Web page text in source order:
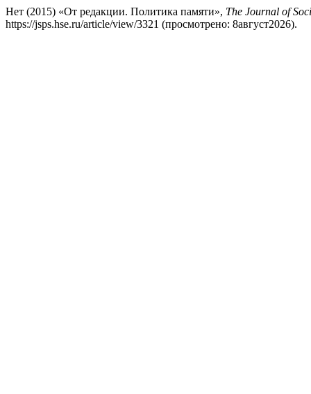
Нет (2015) «От редакции. Политика памяти», The Journal of
https://jsps.hse.ru/article/view/3321 (просмотрено: 8август2026).